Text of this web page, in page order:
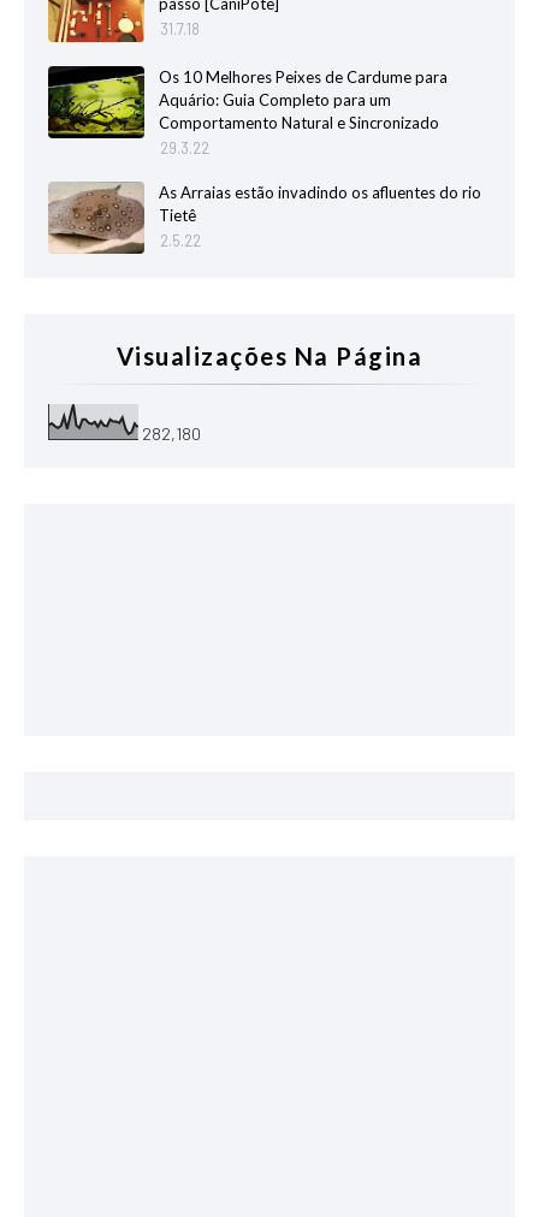
31.7.18
Os 10 Melhores Peixes de Cardume para
Aquário: Guia Completo para um
Comportamento Natural e Sincronizado
29.3.22
As Arraias estão invadindo os afluentes do rio
Tietê
2.5.22
Visualizações Na Página
282,180